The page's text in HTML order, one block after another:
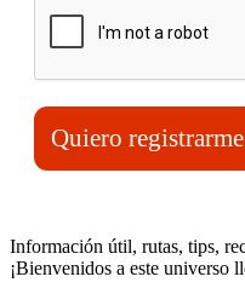
Quiero registrarme
Información útil, rutas, tips,
¡Bienvenidos a este universo